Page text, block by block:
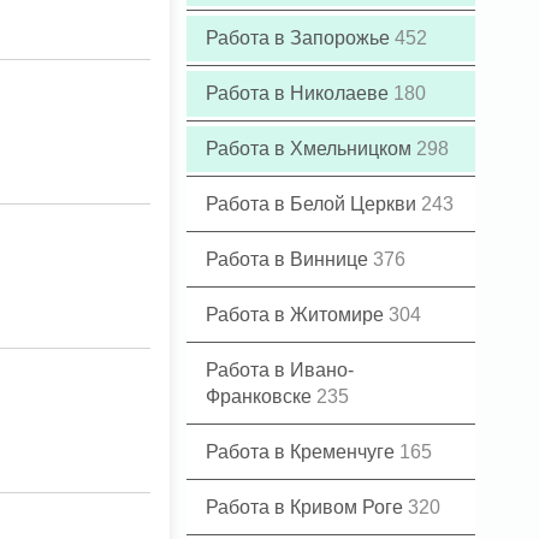
Работа в Запорожье 452
Работа в Николаеве 180
Работа в Хмельницком 298
Работа в Белой Церкви 243
Работа в Виннице 376
Работа в Житомире 304
Работа в Ивано-
Франковске 235
Работа в Кременчуге 165
Работа в Кривом Роге 320